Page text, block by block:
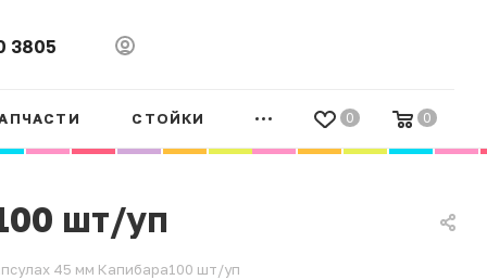
3805
0 0
СТОЙКИ
шт/уп
45 мм Капибара100 шт/уп